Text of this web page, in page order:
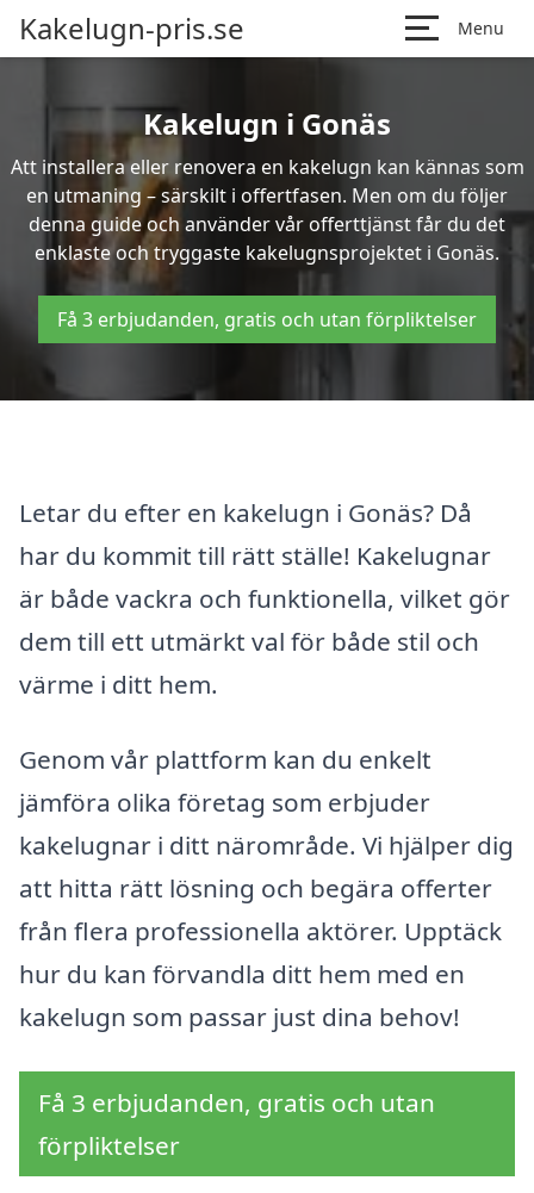
Kakelugn-pris.se Menu
Kakelugn i Gonäs
Att installera eller renovera en kakelugn kan kännas som
en utmaning – särskilt i offertfasen. Men om du följer
denna guide och använder vår offerttjänst får du det
enklaste och tryggaste kakelugnsprojektet i Gonäs.
Få 3 erbjudanden, gratis och utan förpliktelser
Letar du efter en kakelugn i Gonäs? Då
har du kommit till rätt ställe! Kakelugnar
är både vackra och funktionella, vilket gör
dem till ett utmärkt val för både stil och
värme i ditt hem.
Genom vår plattform kan du enkelt
jämföra olika företag som erbjuder
kakelugnar i ditt närområde. Vi hjälper dig
att hitta rätt lösning och begära offerter
från flera professionella aktörer. Upptäck
hur du kan förvandla ditt hem med en
kakelugn som passar just dina behov!
Få 3 erbjudanden, gratis och utan
förpliktelser